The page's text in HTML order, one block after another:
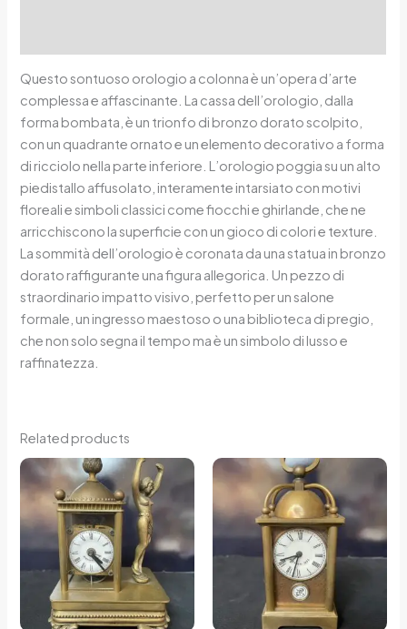
Questo sontuoso orologio a colonna è un’opera d’arte
complessa e affascinante. La cassa dell’orologio, dalla
forma bombata, è un trionfo di bronzo dorato scolpito,
con un quadrante ornato e un elemento decorativo a forma
di ricciolo nella parte inferiore. L’orologio poggia su un alto
piedistallo affusolato, interamente intarsiato con motivi
floreali e simboli classici come fiocchi e ghirlande, che ne
arricchiscono la superficie con un gioco di colori e texture.
La sommità dell’orologio è coronata da una statua in bronzo
dorato raffigurante una figura allegorica. Un pezzo di
straordinario impatto visivo, perfetto per un salone
formale, un ingresso maestoso o una biblioteca di pregio,
che non solo segna il tempo ma è un simbolo di lusso e
raffinatezza.
Related products